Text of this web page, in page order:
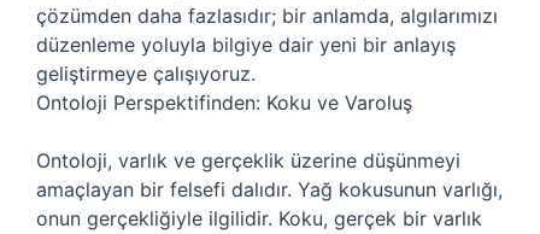
çözümden daha fazlasıdır; bir anlamda, algılarımızı
düzenleme yoluyla bilgiye dair yeni bir anlayış
geliştirmeye çalışıyoruz.
Ontoloji Perspektifinden: Koku ve Varoluş
Ontoloji, varlık ve gerçeklik üzerine düşünmeyi
amaçlayan bir felsefi dalıdır. Yağ kokusunun varlığı,
onun gerçekliğiyle ilgilidir. Koku, gerçek bir varlık